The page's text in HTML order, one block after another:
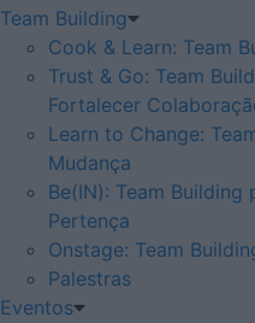
Team Building
Cook & Learn: Team
Trust & Go: Team
Fortalecer
Learn to Change:
Mudança
Be(IN): Team
Pertença
Onstage: Team
Palestras
Eventos